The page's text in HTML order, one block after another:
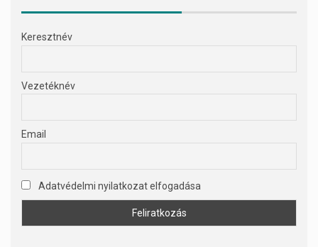
Keresztnév
Vezetéknév
Email
Adatvédelmi nyilatkozat elfogadása